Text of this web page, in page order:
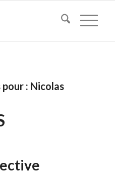
: Nicolas